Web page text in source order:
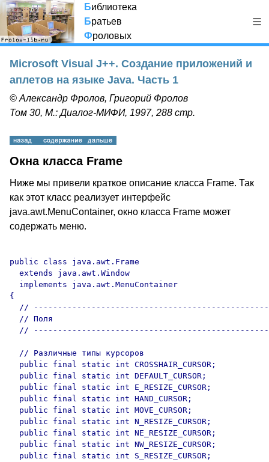
Библиотека
Братьев
Фроловых
Microsoft Visual J++. Создание приложений и
аплетов на языке Java. Часть 1
© Александр Фролов, Григорий Фролов
Том 30, М.: Диалог-МИФИ, 1997, 288 стр.
Окна класса Frame
Ниже мы привели краткое описание класса Frame. Так
как этот класс реализует интерфейс
java.awt.MenuContainer, окно класса Frame может
содержать меню.
public class java.awt.Frame
  extends java.awt.Window
  implements java.awt.MenuContainer
{
//
  // Поля
//
  // Различные типы курсоров
  public final static int CROSSHAIR_CURSOR;
  public final static int DEFAULT_CURSOR;
  public final static int E_RESIZE_CURSOR;
  public final static int HAND_CURSOR;
  public final static int MOVE_CURSOR;
  public final static int N_RESIZE_CURSOR;
  public final static int NE_RESIZE_CURSOR;
  public final static int NW_RESIZE_CURSOR;
  public final static int S_RESIZE_CURSOR;